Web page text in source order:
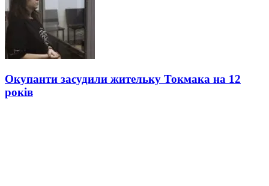
Окупанти засудили жительку Токмака на 12
років